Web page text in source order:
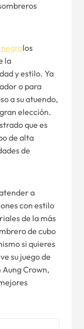
los
la
y estilo. Ya
o para
a su atuendo,
elección.
que es
de alta
de
a
con estilo
de la más
de cubo
si quieres
su juego de
Aung Crown,